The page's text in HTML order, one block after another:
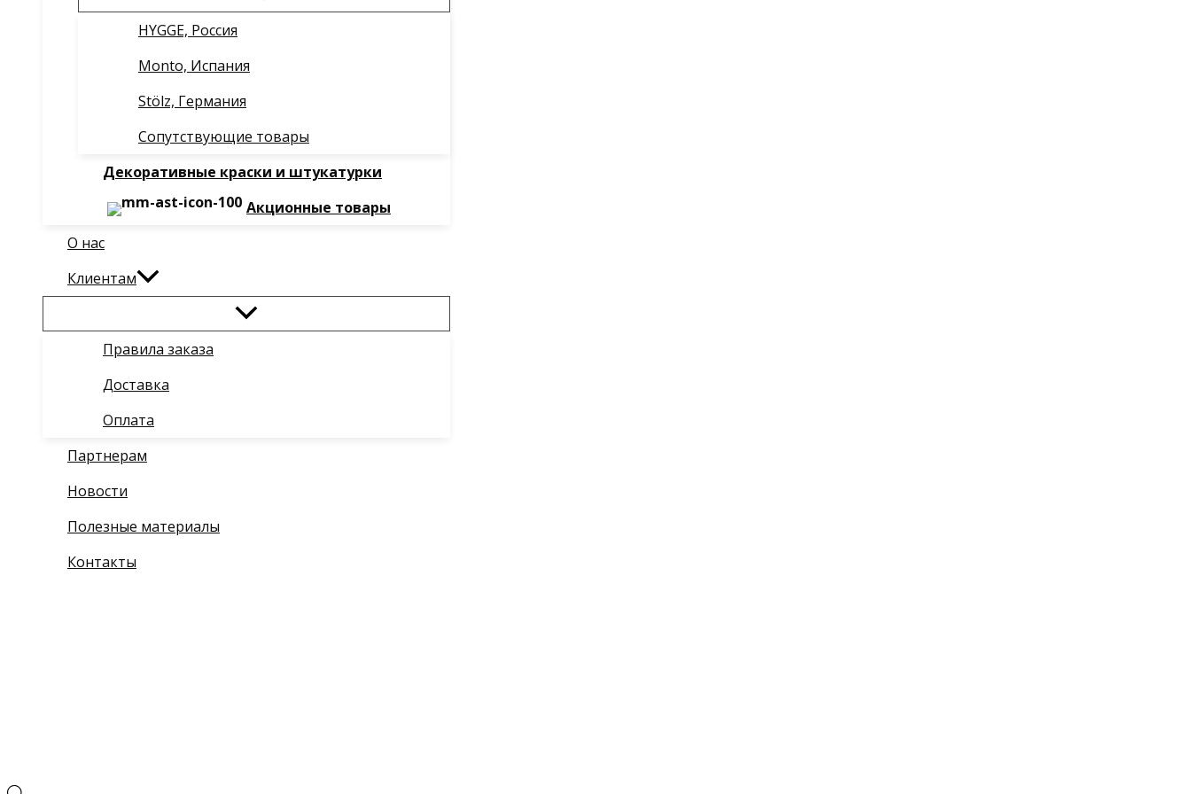
HYGGE, Россия
Monto, Испания
Stölz, Германия
Сопутствующие товары
Декоративные краски и штукатурки
Акционные товары
О нас
Клиентам
Правила заказа
Доставка
Оплата
Партнерам
Новости
Полезные материалы
Контакты